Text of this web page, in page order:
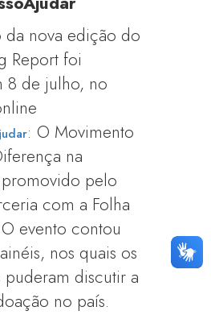
da nova edição do
Report foi
8 de julho, no
: O Movimento
na
promovido pelo
com a Folha
evento contou
nos quais os
discutir a
no país.